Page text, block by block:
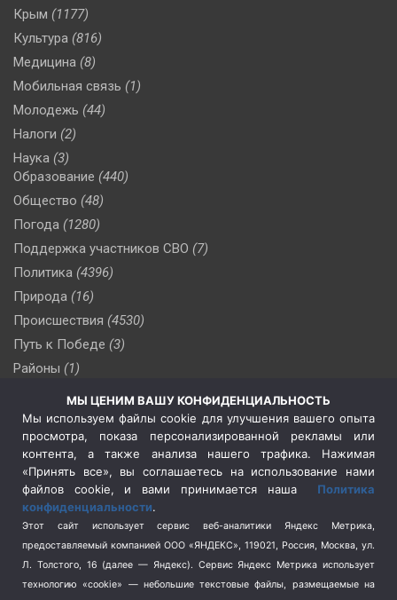
Крым (1177)
Культура (816)
Медицина (8)
Мобильная связь (1)
Молодежь (44)
Налоги (2)
Наука (3)
Образование (440)
Общество (48)
Погода (1280)
Поддержка участников СВО (7)
Политика (4396)
Природа (16)
Происшествия (4530)
Путь к Победе (3)
Районы (1)
(510)
Сельское хозяйство (3)
Социальная политика
(3)
Спецоперация в Украине
Спецоперация на Украине
(404)
Спорт (740)
Терроризм (1)
Транспорт (262)
МЫ ЦЕНИМ ВАШУ КОНФИДЕНЦИАЛЬНОСТЬ
Мы используем файлы cookie для улучшения вашего опыта
просмотра, показа персонализированной рекламы или
контента, а также анализа нашего трафика. Нажимая
«Принять все», вы соглашаетесь на использование нами
файлов cookie, и вами принимается наша Политика
конфиденциальности.
Этот сайт использует сервис веб-аналитики Яндекс Метрика,
предоставляемый компанией ООО «ЯНДЕКС», 119021, Россия, Москва, ул.
Л. Толстого, 16 (далее — Яндекс). Сервис Яндекс Метрика использует
технологию «cookie» — небольшие текстовые файлы, размещаемые на